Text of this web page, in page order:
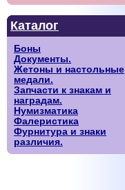
Каталог
Боны
Документы.
Жетоны и настольные
медали.
Запчасти к знакам и
наградам.
Нумизматика
Фалеристика
Фурнитура и знаки
различия.